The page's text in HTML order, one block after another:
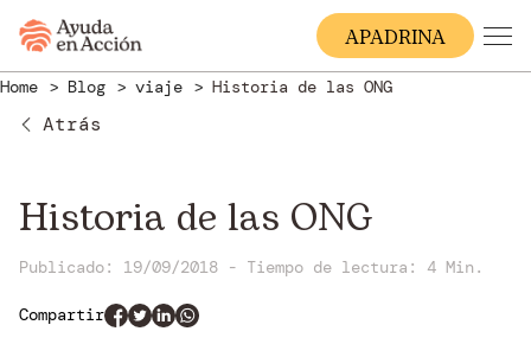
APADRINA
Home Blog viaje Historia de las ONG
Atrás
Historia de las ONG
Publicado: 19/09/2018 - Tiempo de lectura: 4 Min.
Compartir